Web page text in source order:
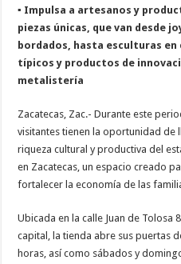
▪️ Impulsa a artesanos y
piezas únicas, que van desde
bordados, hasta esculturas en
típicos y productos de
metalistería
Zacatecas, Zac.- Durante este
visitantes tienen la oportunidad de
riqueza cultural y productiva del
en Zacatecas, un espacio creado
fortalecer la economía de las
Ubicada en la calle Juan de Tolosa
capital, la tienda abre sus puertas
horas, así como sábados y